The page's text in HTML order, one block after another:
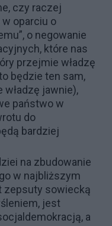
czy raczej
oparciu o
o negowanie
które nas
przejmie władzę
będzie ten sam,
jawnie),
państwo w
do
bardziej
na zbudowanie
w najbliższym
zepsuty sowiecką
jest
a